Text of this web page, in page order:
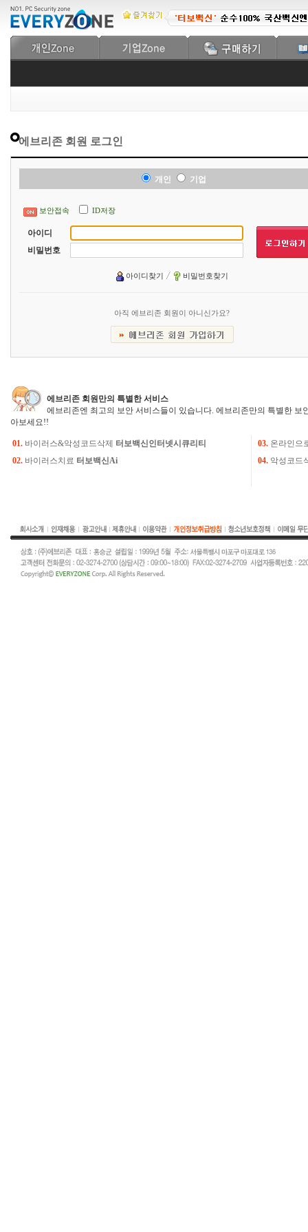
에브리존 회원 로그인
개인 기업
보안접속 ID저장
아이디
비밀번호
아이디찾기 비밀번호찾기
아직 에브리존 회원이 아니신가요?
에브리존 회원만의 특별한 서비스
에브리존엔 최고의 보안 서비스들이 있습니다. 에브리존만의 특별한 보
아보세요!!
01. 바이러스&악성코드삭제 터보백신인터넷시큐리티 03. 온라인으
02. 바이러스치료 터보백신Ai 04. 악성코드